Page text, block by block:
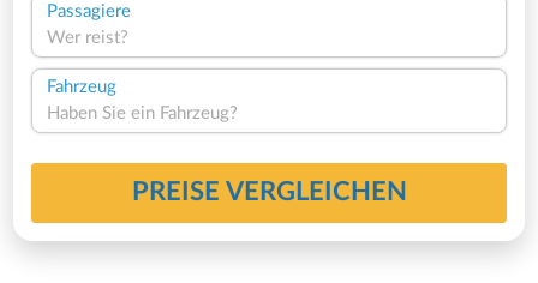
Passagiere
Wer reist?
Fahrzeug
Haben Sie ein Fahrzeug?
PREISE VERGLEICHEN